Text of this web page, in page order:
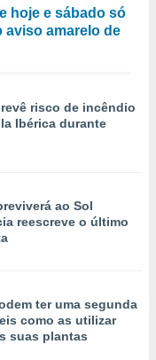
hoje e sábado só
aviso amarelo de
risco de incêndio
Ibérica durante
ao Sol
reescreve o último
ter uma segunda
como as utilizar
suas plantas